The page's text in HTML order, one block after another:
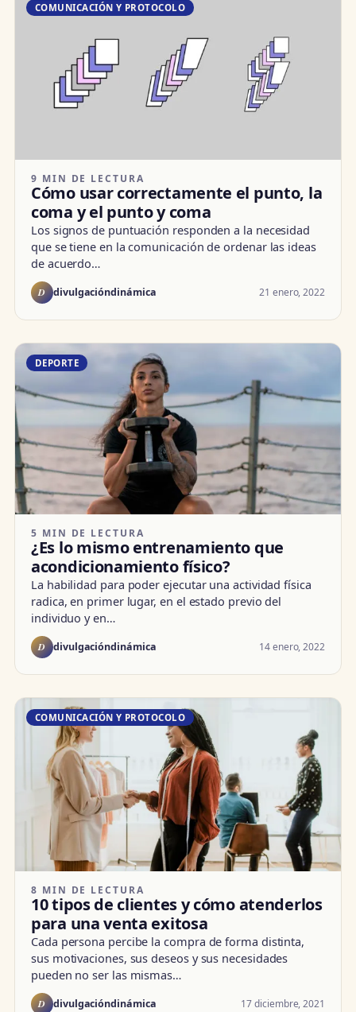
COMUNICACIÓN Y PROTOCOLO
9 MIN DE LECTURA
Cómo usar correctamente el punto, la
coma y el punto y coma
Los signos de puntuación responden a la necesidad
que se tiene en la comunicación de ordenar las ideas
de acuerdo…
D divulgacióndinámica 21 enero, 2022
DEPORTE
5 MIN DE LECTURA
¿Es lo mismo entrenamiento que
acondicionamiento físico?
La habilidad para poder ejecutar una actividad física
radica, en primer lugar, en el estado previo del
individuo y en…
D divulgacióndinámica 14 enero, 2022
COMUNICACIÓN Y PROTOCOLO
8 MIN DE LECTURA
10 tipos de clientes y cómo atenderlos
para una venta exitosa
Cada persona percibe la compra de forma distinta,
sus motivaciones, sus deseos y sus necesidades
pueden no ser las mismas…
D divulgacióndinámica 17 diciembre, 2021